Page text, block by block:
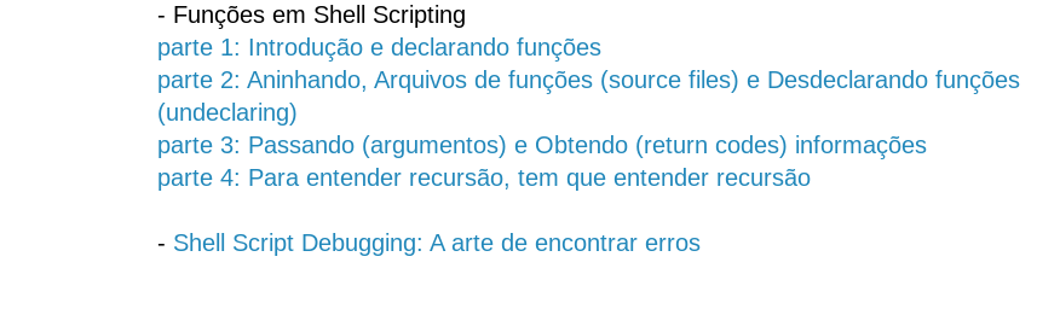
- Funções em Shell Scripting
parte 1: Introdução e declarando funções
parte 2: Aninhando, Arquivos de funções (source files) e Desdeclarando funções
(undeclaring)
parte 3: Passando (argumentos) e Obtendo (return codes) informações
parte 4: Para entender recursão, tem que entender recursão
- Shell Script Debugging: A arte de encontrar erros